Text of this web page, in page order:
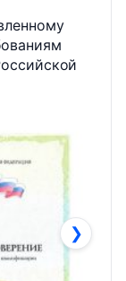
❯